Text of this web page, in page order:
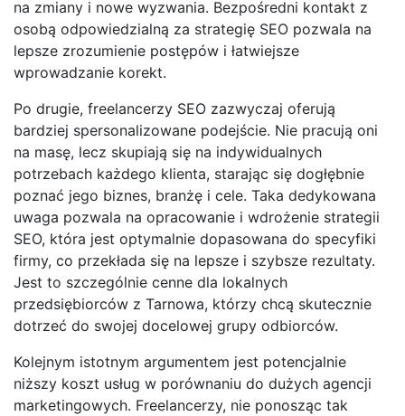
na zmiany i nowe wyzwania. Bezpośredni kontakt z
osobą odpowiedzialną za strategię SEO pozwala na
lepsze zrozumienie postępów i łatwiejsze
wprowadzanie korekt.
Po drugie, freelancerzy SEO zazwyczaj oferują
bardziej spersonalizowane podejście. Nie pracują oni
na masę, lecz skupiają się na indywidualnych
potrzebach każdego klienta, starając się dogłębnie
poznać jego biznes, branżę i cele. Taka dedykowana
uwaga pozwala na opracowanie i wdrożenie strategii
SEO, która jest optymalnie dopasowana do specyfiki
firmy, co przekłada się na lepsze i szybsze rezultaty.
Jest to szczególnie cenne dla lokalnych
przedsiębiorców z Tarnowa, którzy chcą skutecznie
dotrzeć do swojej docelowej grupy odbiorców.
Kolejnym istotnym argumentem jest potencjalnie
niższy koszt usług w porównaniu do dużych agencji
marketingowych. Freelancerzy, nie ponosząc tak